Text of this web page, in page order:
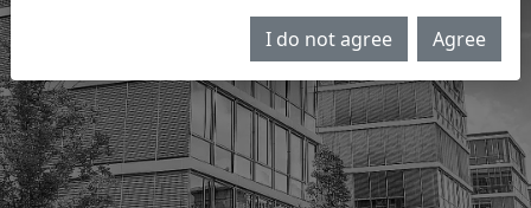
I do not agree Agree